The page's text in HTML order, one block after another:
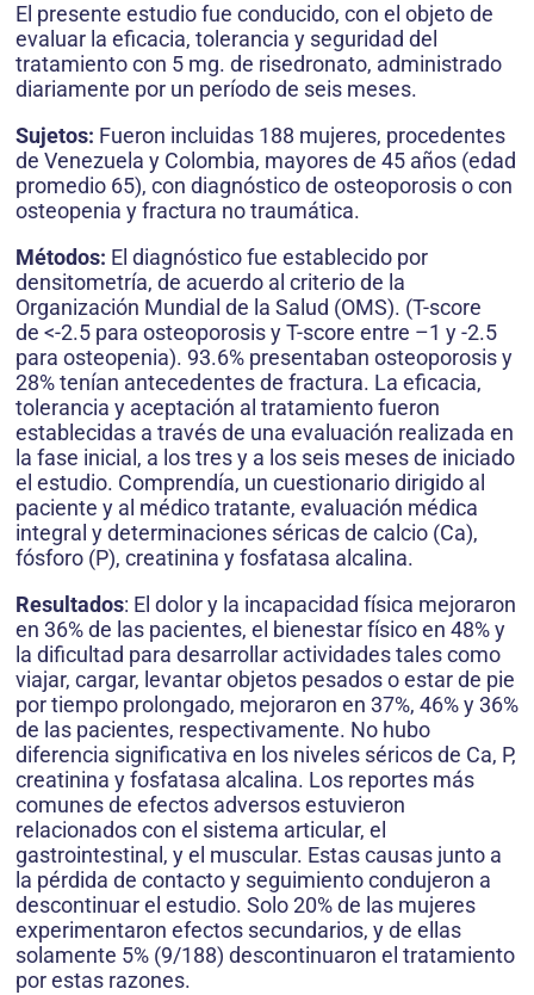
El presente estudio fue conducido, con el objeto de
evaluar la eficacia, tolerancia y seguridad del
tratamiento con 5 mg. de risedronato, administrado
diariamente por un período de seis meses.
Sujetos: Fueron incluidas 188 mujeres, procedentes
de Venezuela y Colombia, mayores de 45 años (edad
promedio 65), con diagnóstico de osteoporosis o con
osteopenia y fractura no traumática.
Métodos: El diagnóstico fue establecido por
densitometría, de acuerdo al criterio de la
Organización Mundial de la Salud (OMS). (T-score
de <-2.5 para osteoporosis y T-score entre –1 y -2.5
para osteopenia). 93.6% presentaban osteoporosis y
28% tenían antecedentes de fractura. La eficacia,
tolerancia y aceptación al tratamiento fueron
establecidas a través de una evaluación realizada en
la fase inicial, a los tres y a los seis meses de iniciado
el estudio. Comprendía, un cuestionario dirigido al
paciente y al médico tratante, evaluación médica
integral y determinaciones séricas de calcio (Ca),
fósforo (P), creatinina y fosfatasa alcalina.
Resultados: El dolor y la incapacidad física mejoraron
en 36% de las pacientes, el bienestar físico en 48% y
la dificultad para desarrollar actividades tales como
viajar, cargar, levantar objetos pesados o estar de pie
por tiempo prolongado, mejoraron en 37%, 46% y 36%
de las pacientes, respectivamente. No hubo
diferencia significativa en los niveles séricos de Ca, P,
creatinina y fosfatasa alcalina. Los reportes más
comunes de efectos adversos estuvieron
relacionados con el sistema articular, el
gastrointestinal, y el muscular. Estas causas junto a
la pérdida de contacto y seguimiento condujeron a
descontinuar el estudio. Solo 20% de las mujeres
experimentaron efectos secundarios, y de ellas
solamente 5% (9/188) descontinuaron el tratamiento
por estas razones.